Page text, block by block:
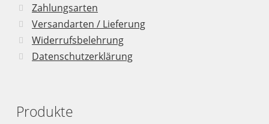
Zahlungsarten
Versandarten / Lieferung
Widerrufsbelehrung
Datenschutzerklärung
Produkte